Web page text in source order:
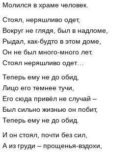
Молился в храме человек.
Стоял, неряшливо одет,
Вокруг не глядя, был в надломе,
Рыдал, как-будто в этом доме,
Он не был много-много лет.
Стоял неряшливо одет…
Теперь ему не до обид,
Лицо его темнее тучи,
Его сюда привёл не случай –
Был сильно жизнью он побит,
Теперь ему не до обид.
И он стоял, почти без сил,
А из груди – прощенья-вздохи,